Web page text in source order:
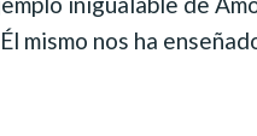
mismo nos ha